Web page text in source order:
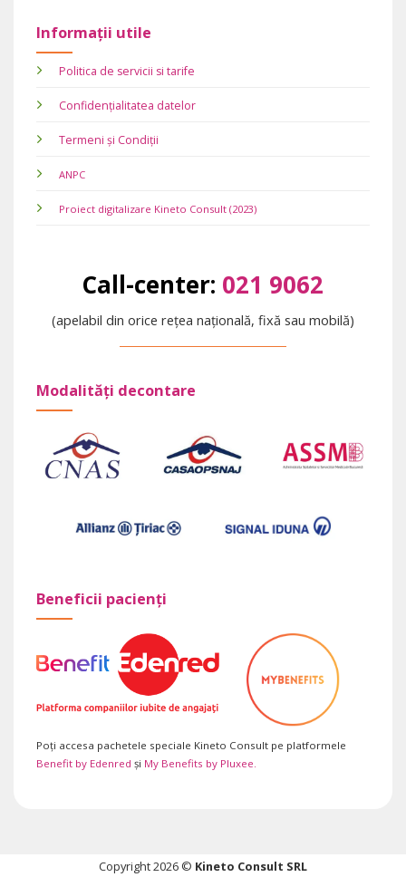
Informații utile
Politica de servicii si tarife
Confidențialitatea datelor
Termeni și Condiții
ANPC
Proiect digitalizare Kineto Consult (2023)
Call-center: 021 9062
(apelabil din orice rețea națională, fixă sau mobilă)
Modalități decontare
Beneficii pacienți
Poți accesa pachetele speciale Kineto Consult pe platformele
Benefit by Edenred și My Benefits by Pluxee.
Copyright 2026 © Kineto Consult SRL